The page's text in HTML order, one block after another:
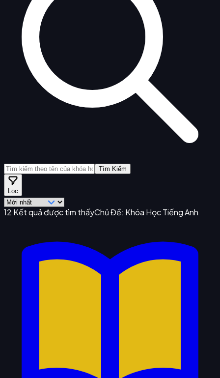
Tìm Kiếm
Lọc
12 Kết quả được tìm thấyChủ Đề: Khóa Học Tiếng Anh